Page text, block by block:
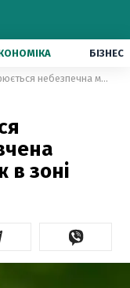
БІЗНЕС
У Європі поширюється небезпечна маловивчена хвороба, Україна теж в зоні ризику
в зоні